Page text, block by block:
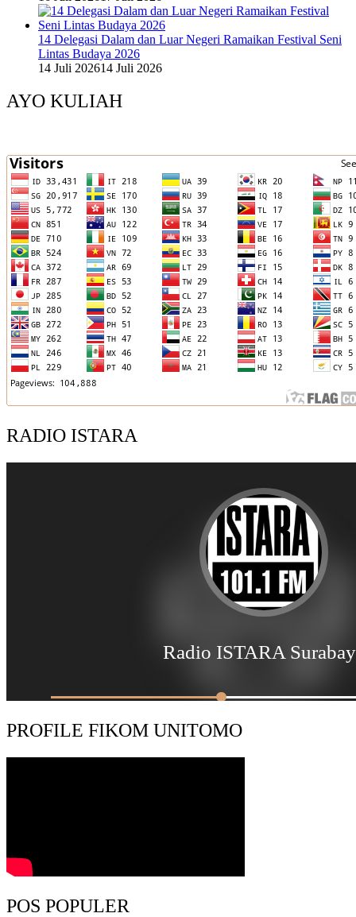
14 Delegasi Dalam dan Luar Negeri Ramaikan Festival Seni
Lintas Budaya 2026
14 Juli 202614 Juli 2026
AYO KULIAH
RADIO ISTARA
PROFILE FIKOM UNITOMO
POS POPULER